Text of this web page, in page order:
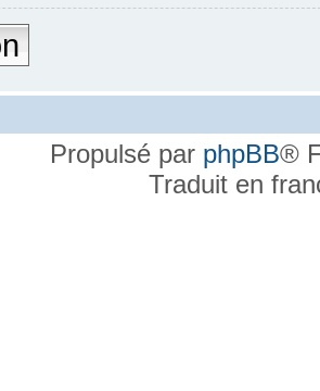
Propulsé par phpBB®
Traduit en